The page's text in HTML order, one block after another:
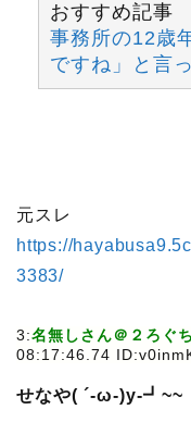
おすすめ記事
事務所の12歳
ですね」と言
元スレ
https://
3383/
3:名無しさん＠２ろぐ
08:17:46.74
せなや( ´-ω-)y‐┛~~